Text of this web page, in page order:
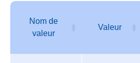
Nom de
valeur
Valeur